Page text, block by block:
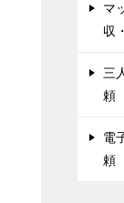
マ
収
三
頼
電
頼